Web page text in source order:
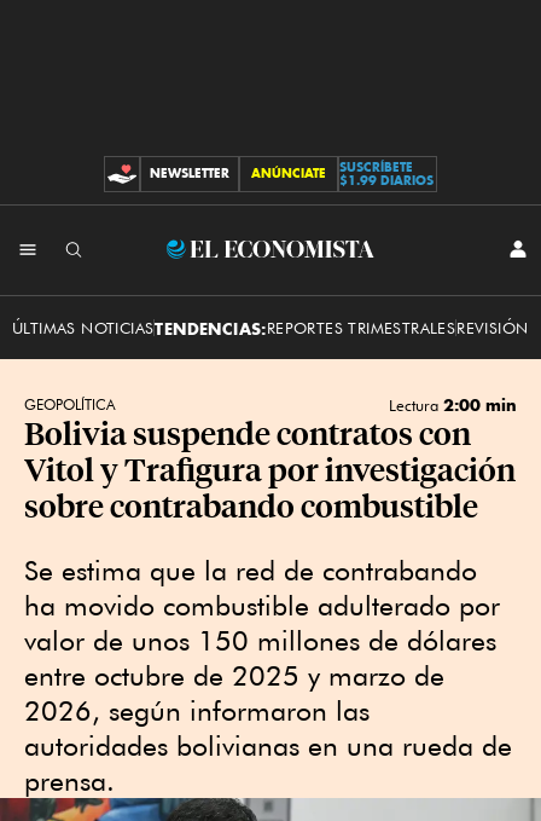
CONTRIBUCIONES
NEWSLETTER ANÚNCIATE
SUSCRÍBETE
$1.99 DIARIOS
El
ÚLTIMAS NOTICIASTENDENCIAS:REPORTES TRIMESTRALESREVISIÓN
GEOPOLÍTICA Lectura 2:00 min
Bolivia suspende contratos con
Vitol y Trafigura por investigación
sobre contrabando combustible
Se estima que la red de contrabando
ha movido combustible adulterado por
valor de unos 150 millones de dólares
entre octubre de 2025 y marzo de
2026, según informaron las
autoridades bolivianas en una rueda de
prensa.